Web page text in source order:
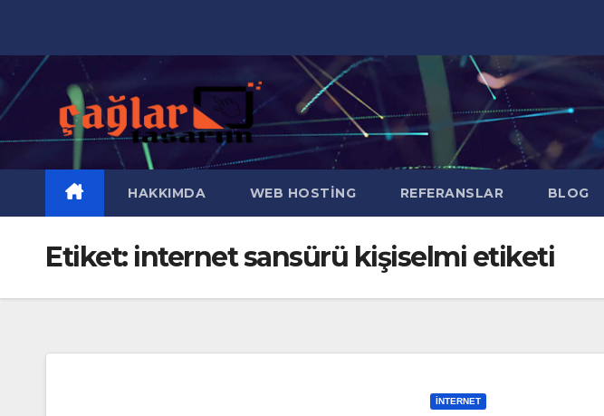
content
HAKKIMDA WEB HOSTING REFERANSLAR BLOG
Etiket: internet sansürü kişiselmi etiketi
İNTERNET